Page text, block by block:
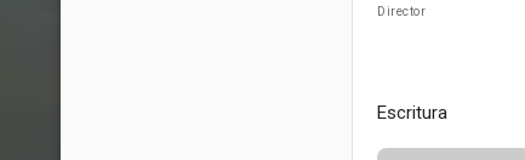
Director
Escritura